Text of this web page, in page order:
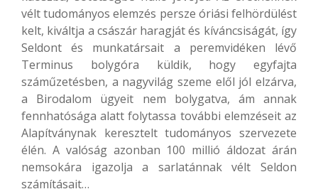
vélt tudományos elemzés persze óriási felhördülést
kelt, kiváltja a császár haragját és kíváncsiságát, így
Seldont és munkatársait a peremvidéken lévő
Terminus bolygóra küldik, hogy egyfajta
száműzetésben, a nagyvilág szeme elől jól elzárva,
a Birodalom ügyeit nem bolygatva, ám annak
fennhatósága alatt folytassa további elemzéseit az
Alapítványnak keresztelt tudományos szervezete
élén. A valóság azonban 100 millió áldozat árán
nemsokára igazolja a sarlatánnak vélt Seldon
számításait…